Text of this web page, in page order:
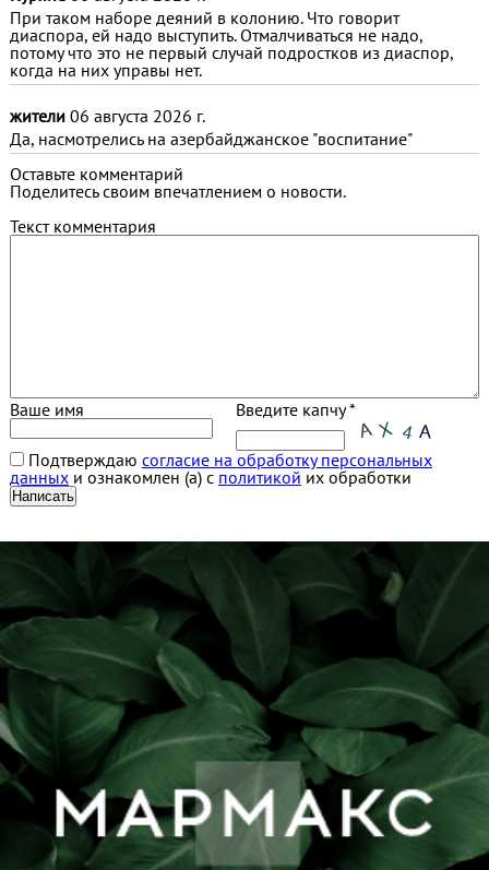
При таком наборе деяний в колонию. Что говорит
диаспора, ей надо выступить. Отмалчиваться не надо,
потому что это не первый случай подростков из диаспор,
когда на них управы нет.
жители 06 августа 2026 г.
Да, насмотрелись на азербайджанское "воспитание"
Оставьте комментарий
Поделитесь своим впечатлением о новости.
Текст комментария
Ваше имя Введите капчу *
Подтверждаю согласие на обработку персональных
данныхи ознакомлен (а) с политикой их обработки